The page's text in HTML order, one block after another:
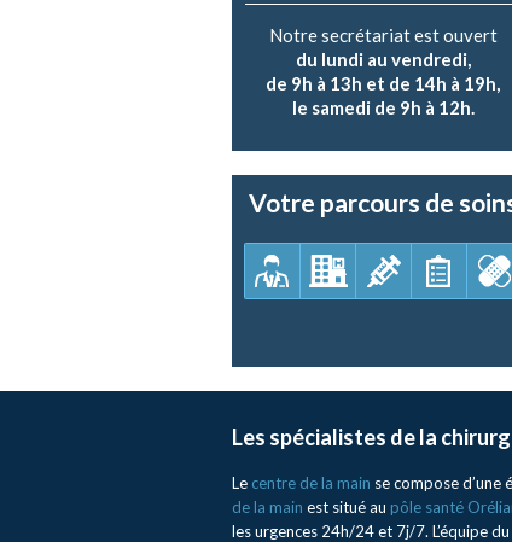
Notre secrétariat est ouvert
du lundi au vendredi,
de 9h à 13h et de 14h à 19h,
le samedi de 9h à 12h.
Votre parcours de
Les spécialistes de la
Le centre de la main se compose d’une
de la main est situé au pôle santé
les urgences 24h/24 et 7j/7. L’équipe